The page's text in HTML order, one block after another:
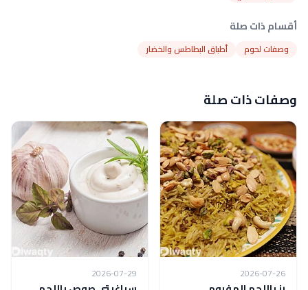
أقسام ذات صلة
وصفات لحوم أطباق البطاطس والخضار
وصفات ذات صلة
2026-07-26
2026-07-29